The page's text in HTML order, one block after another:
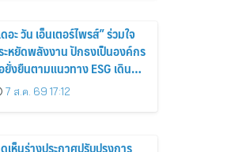
อะ วัน เอ็นเตอร์ไพรส์” ร่วมใจ
ะหยัดพลังงาน ปักธงเป็นองค์กร
ยั่งยืนตามแนวทาง ESG เดิน
าลดคาร์บอนกว่า 15.15 ตัน
ยใน 6 เดือน
7 ส.ค. 69 17:12
ห็นร่างประกาศปรับปรุงการ